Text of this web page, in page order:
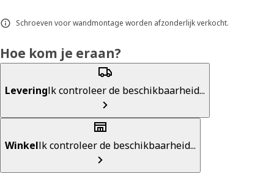
Schroeven voor wandmontage worden afzonderlijk verkocht.
Hoe kom je eraan?
LeveringIk controleer de beschikbaarheid...
WinkelIk controleer de beschikbaarheid...